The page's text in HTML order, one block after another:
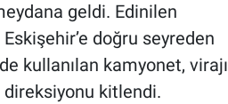
geldi. Edinilen
doğru seyreden
kullanılan kamyonet, virajı
direksiyonu kitlendi.